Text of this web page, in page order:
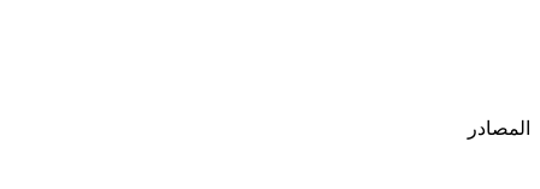
المصادر